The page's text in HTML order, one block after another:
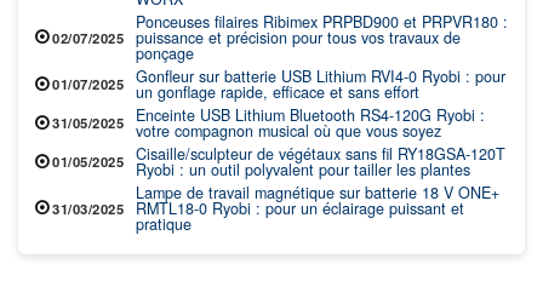
02/07/2025
Ponceuses filaires Ribimex PRPBD900 et PRPVR180 :
puissance et précision pour tous vos travaux de
ponçage
01/07/2025 Gonfleur sur batterie USB Lithium RVI4-0 Ryobi : pour
un gonflage rapide, efficace et sans effort
31/05/2025 Enceinte USB Lithium Bluetooth RS4-120G Ryobi :
votre compagnon musical où que vous soyez
01/05/2025 Cisaille/sculpteur de végétaux sans fil RY18GSA-120T
Ryobi : un outil polyvalent pour tailler les plantes
31/03/2025
Lampe de travail magnétique sur batterie 18 V ONE+
RMTL18-0 Ryobi : pour un éclairage puissant et
pratique